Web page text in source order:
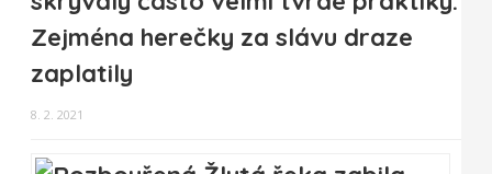
Zejména herečky za slávu draze
zaplatily
8. 2. 2021